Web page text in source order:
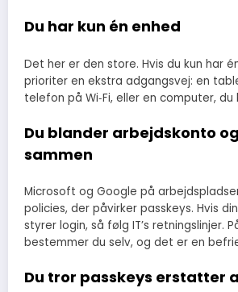
Du har kun én enhed
Det her er den store. Hvis du kun har
prioriter en ekstra adgangsvej: en
telefon på Wi‑Fi, eller en computer,
Du blander arbejdskonto
sammen
Microsoft og Google på
policies, der påvirker passkeys. Hvis
styrer login, så følg IT’s retningslinjer.
bestemmer du selv, og det er en
Du tror passkeys erstatter